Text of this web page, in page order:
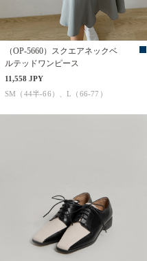
（OP-5660）スクエアネックベ
ルテッドワンピース
11,558 JPY
SM（44半-66）、L（66-77）